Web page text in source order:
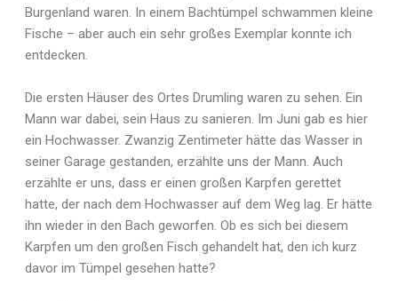
Burgenland waren. In einem Bachtümpel schwammen kleine
Fische – aber auch ein sehr großes Exemplar konnte ich
entdecken.
Die ersten Häuser des Ortes Drumling waren zu sehen. Ein
Mann war dabei, sein Haus zu sanieren. Im Juni gab es hier
ein Hochwasser. Zwanzig Zentimeter hätte das Wasser in
seiner Garage gestanden, erzählte uns der Mann. Auch
erzählte er uns, dass er einen großen Karpfen gerettet
hatte, der nach dem Hochwasser auf dem Weg lag. Er hätte
ihn wieder in den Bach geworfen. Ob es sich bei diesem
Karpfen um den großen Fisch gehandelt hat, den ich kurz
davor im Tümpel gesehen hatte?